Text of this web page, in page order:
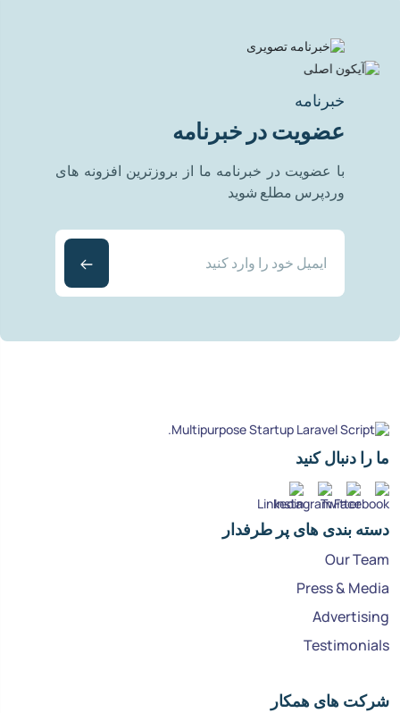
خبرنامه
عضویت در خبرنامه
با عضویت در خبرنامه ما از بروزترین افزونه های
وردپرس مطلع شوید
ما را دنبال کنید
دسته بندی های پر طرفدار
Our Team
Press & Media
Advertising
Testimonials
شرکت های همکار